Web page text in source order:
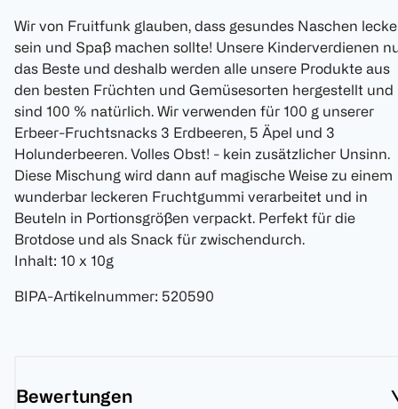
Wir von Fruitfunk glauben, dass gesundes Naschen
sein und Spaß machen sollte! Unsere Kinderverdienen
das Beste und deshalb werden alle unsere Produkte aus
den besten Früchten und Gemüsesorten hergestellt und
sind 100 % natürlich. Wir verwenden für 100 g unserer
Erbeer-Fruchtsnacks 3 Erdbeeren, 5 Äpel und 3
Holunderbeeren. Volles Obst! - kein zusätzlicher Unsinn.
Diese Mischung wird dann auf magische Weise zu einem
wunderbar leckeren Fruchtgummi verarbeitet und in
Beuteln in Portionsgrößen verpackt. Perfekt für die
Brotdose und als Snack für zwischendurch.
Inhalt: 10 x 10g
BIPA-Artikelnummer: 520590
Bewertungen